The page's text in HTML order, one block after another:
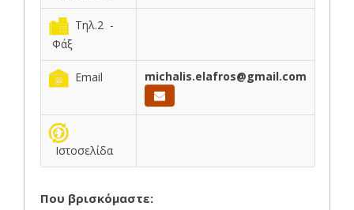
Τηλ.2 -
Φάξ
Email michalis.elafros@gmail.com
Ιστοσελίδα
Που βρισκόμαστε: